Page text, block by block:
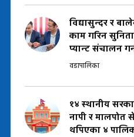
विद्यासुन्दर र
काम गरिन
प्यान्ट संचालन
वडापालिका
१४ स्थानीय
नापी र
थपिएका ४